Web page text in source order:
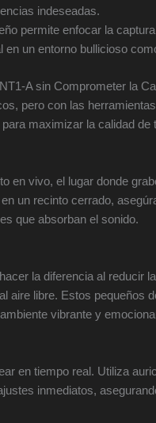
indeseadas.
permite enfocar la
un entorno bullicioso
A sin Comprometer la
pero con las
maximizar la calidad
en vivo, el lugar donde
un recinto cerrado,
que absorban el sonido.
la diferencia al reducir
aire libre. Estos pequeños
vibrante y
en tiempo real. Utiliza
inmediatos,